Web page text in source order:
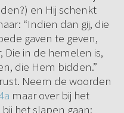
en Hij schenkt
“Indien dan gij, die
gaven te geven,
Die in de hemelen is,
die Hem bidden.”
Neem de woorden
maar over bij het
het slapen gaan: